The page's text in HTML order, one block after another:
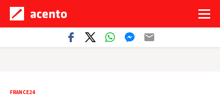
FRANCE24